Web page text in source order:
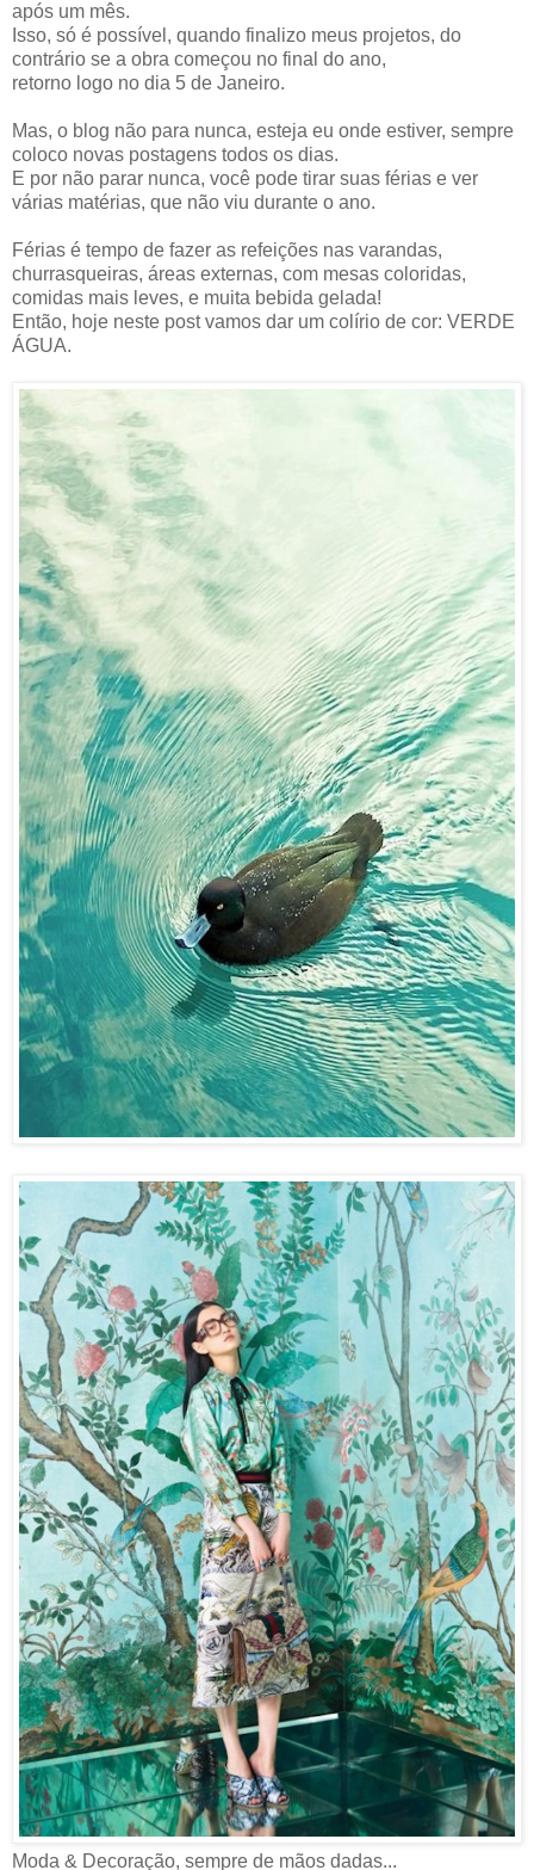
após um mês.
Isso, só é possível, quando finalizo meus projetos, do
contrário se a obra começou no final do ano,
retorno logo no dia 5 de Janeiro.
Mas, o blog não para nunca, esteja eu onde estiver, sempre
coloco novas postagens todos os dias.
E por não parar nunca, você pode tirar suas férias e ver
várias matérias, que não viu durante o ano.
Férias é tempo de fazer as refeições nas varandas,
churrasqueiras, áreas externas, com mesas coloridas,
comidas mais leves, e muita bebida gelada!
Então, hoje neste post vamos dar um colírio de cor: VERDE
ÁGUA.
Moda & Decoração, sempre de mãos dadas...